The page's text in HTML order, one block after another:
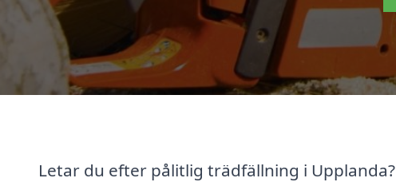
Letar du efter pålitlig trädfällning i Upplanda?